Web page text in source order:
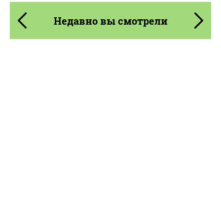
Недавно вы смотрели